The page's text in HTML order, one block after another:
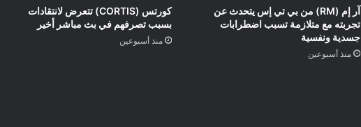
آر إم (RM) من بي تي إس يتحدث عن
تجربته مع متلازمة تسبب اضطرابات
جسدية ونفسية
منذ أسبوعين
كورتس (CORTIS) تتعرض لانتقادات
بسبب تصرفهم في بث مباشر أخير
منذ أسبوعين